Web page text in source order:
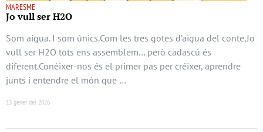
MARESME
Jo vull ser H2O
Som aigua. I som únics.Com les tres gotes d’aigua del conte,Jo
vull ser H2O tots ens assemblem… però cadascú és
diferent.Conèixer-nos és el primer pas per créixer, aprendre
junts i entendre el món que …
13 gener del 2026